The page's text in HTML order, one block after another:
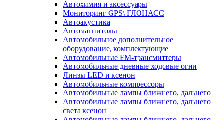
Автохимия и аксессуары
Мониторинг GPS\ ГЛОНАСС
Автоакустика
Автомагнитолы
Автомобильное дополнительное
оборудование, комплектующие
Автомобильные FM-трансмиттеры
Автомобильные дневные ходовые огни
Линзы LED и ксенон
Автомобильные компрессоры
Автомобильные лампы ближнего, дальнего
Автомобильные лампы ближнего, дальнего
света ксенон